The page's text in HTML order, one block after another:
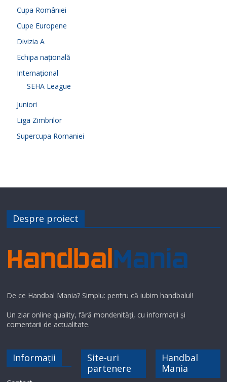
Cupa României
Cupe Europene
Divizia A
Echipa națională
Internațional
SEHA League
Juniori
Liga Zimbrilor
Supercupa Romaniei
Despre proiect
De ce Handbal Mania? Simplu: pentru că iubim handbalul!
Un ziar online quality, fără mondenități, cu informații și
comentarii de actualitate.
Informații
Site-uri
partenere
Handbal
Mania